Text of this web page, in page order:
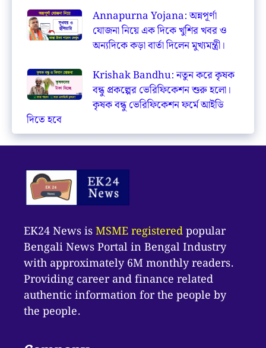
Annapurna Yojana: অন্নপূর্ণা
যোজনা নিয়ে এক দিকে খুশির খবর ও
অন্যদিকে কড়া বার্তা দিলেন মুখ্যমন্ত্রী।
Krishak Bandhu: নতুন করে কৃষক
বন্ধু প্রকল্পের ভেরিফিকেশন শুরু হলো।
কৃষক বন্ধু ভেরিফিকেশন ফর্মে আইডি
দিতে হবে
EK24 News isMSME registeredpopular
Bengali News Portal in Bengal Industry
with approximately 6M monthly readers.
Providing career and finance related
authentic information for the people by
the people.